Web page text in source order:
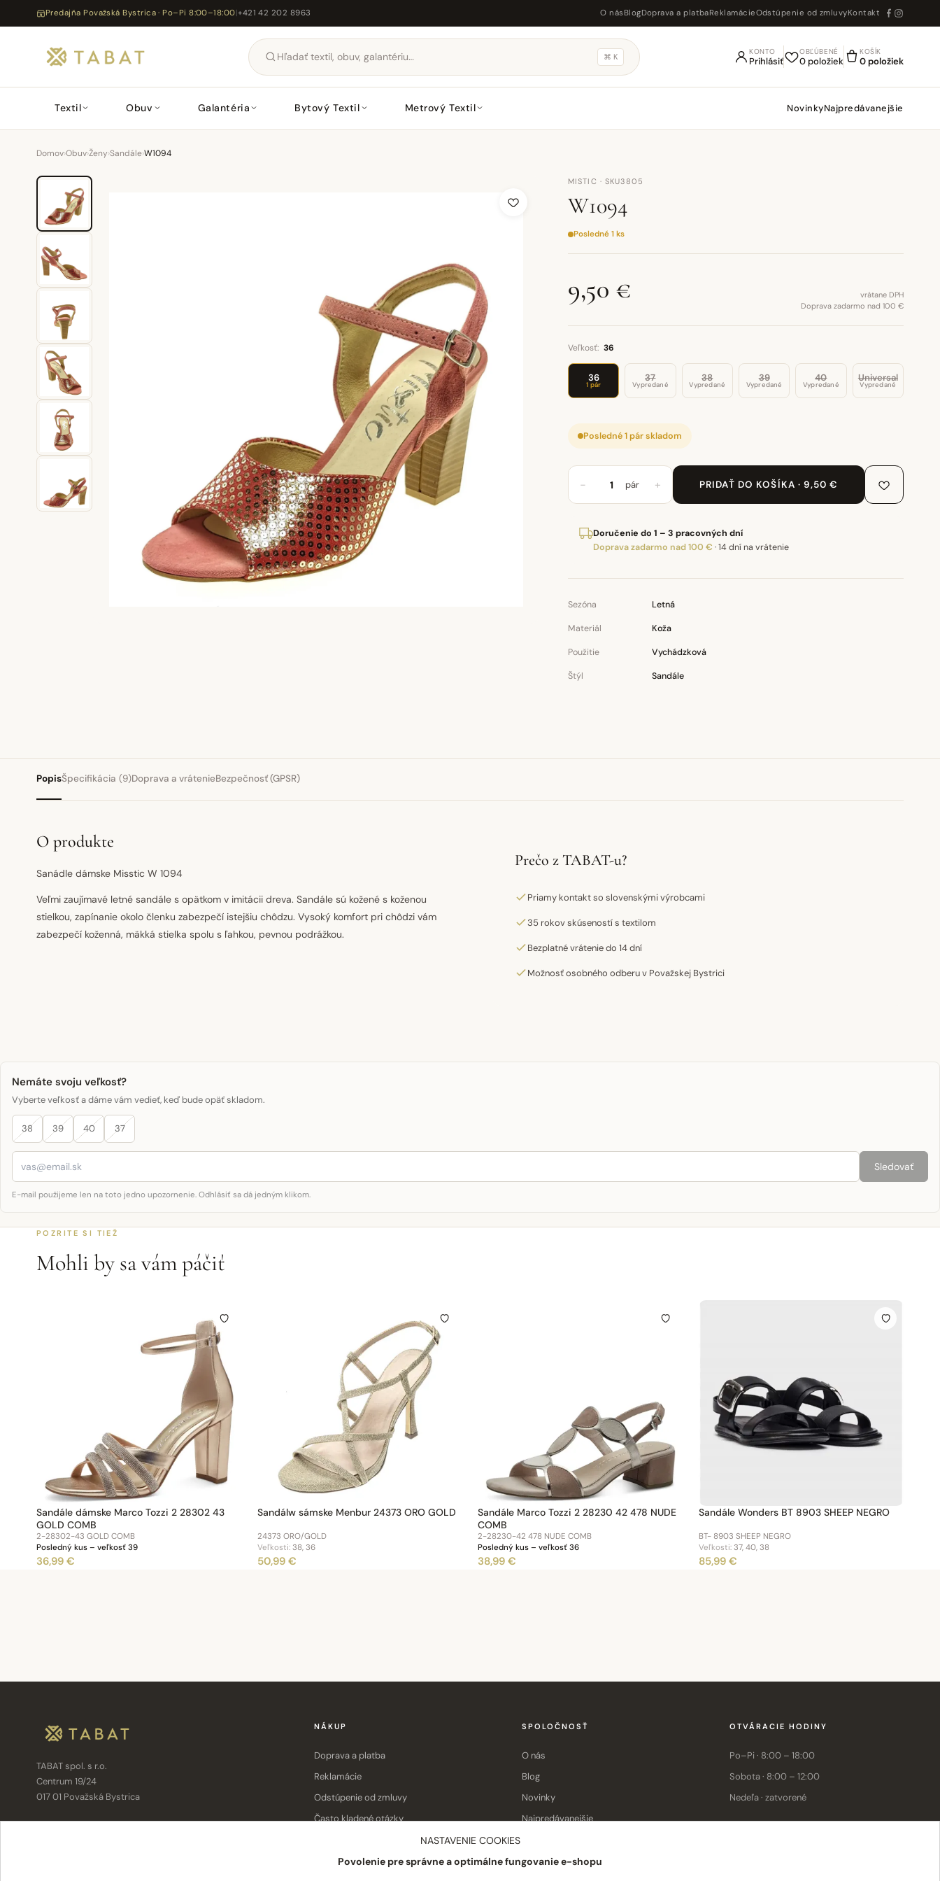
Predajňa Považská Bystrica · Po–Pi 8:00–18:00|+421 42 202 8963 O nás BlogDoprava a platbaReklamácieOdstúpenie od zmluvyKontakt
⌘ K
KONTO
Prihlásiť
OBĽÚBENÉ
0 položiek
KOŠÍK
0 položiek
Textil Obuv Galantéria Bytový Textil Metrový Textil NovinkyNajpredávanejšie
Domov›Obuv›Ženy›Sandále›W1094
MISTIC · SKU3805
W1094
Posledné 1 ks
9,50 €
vrátane DPH
Doprava zadarmo nad 100 €
Veľkosť: 36
36
1 pár
37
Vypredané
38
Vypredané
39
Vypredané
40
Vypredané
Universal
Vypredané
Posledné 1 pár skladom
− pár + PRIDAŤ DO KOŠÍKA · 9,50 €
Doručenie do 1 – 3 pracovných dní
Doprava zadarmo nad 100 € ·14 dní na vrátenie
Sezóna Letná
Materiál Koža
Použitie Vychádzková
Štýl Sandále
PopisŠpecifikácia (9)Doprava a vrátenieBezpečnosť (GPSR)
O produkte
Sanádle dámske Misstic W 1094
Veľmi zaujímavé letné sandále s opätkom v imitácii dreva. Sandále sú kožené s koženou
stielkou, zapínanie okolo členku zabezpečí istejšiu chôdzu. Vysoký komfort pri chôdzi vám
zabezpečí koženná, mäkká stielka spolu s ľahkou, pevnou podrážkou.
Prečo z TABAT-u?
Priamy kontakt so slovenskými výrobcami
35 rokov skúseností s textilom
Bezplatné vrátenie do 14 dní
Možnosť osobného odberu v Považskej Bystrici
Nemáte svoju veľkosť?
Vyberte veľkosť a dáme vám vedieť, keď bude opäť skladom.
38 39 40 37
Sledovať
E-mail použijeme len na toto jedno upozornenie. Odhlásiť sa dá jedným klikom.
POZRITE SI TIEŽ
Mohli by sa vám páčiť
Sandále dámske Marco Tozzi 2 28302 43
GOLD COMB
2-28302-43 GOLD COMB
Posledný kus – veľkosť 39
36,99 €
Sandálw sámske Menbur 24373 ORO GOLD
24373 ORO/GOLD
Veľkosti:38, 36
50,99 €
Sandále Marco Tozzi 2 28230 42 478 NUDE
COMB
2-28230-42 478 NUDE COMB
Posledný kus – veľkosť 36
38,99 €
Sandále Wonders BT 8903 SHEEP NEGRO
BT- 8903 SHEEP NEGRO
Veľkosti:37, 40, 38
85,99 €
TABAT spol. s r.o.
Centrum 19/24
017 01 Považská Bystrica
NÁKUP
Doprava a platba
Reklamácie
Odstúpenie od zmluvy
Často kladené otázky
SPOLOČNOSŤ
O nás
Blog
Novinky
Najpredávanejšie
OTVÁRACIE HODINY
Po–Pi · 8:00 – 18:00
Sobota · 8:00 – 12:00
Nedeľa · zatvorené
NASTAVENIE COOKIES
Povolenie pre správne a optimálne fungovanie e-shopu